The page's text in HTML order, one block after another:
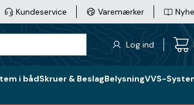
Kundeservice Varemærker
Log ind
i bådSkruer & BeslagBelysningVVS-